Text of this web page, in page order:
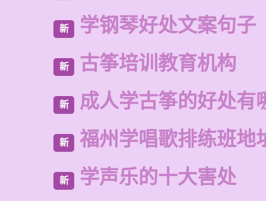
新 学钢琴好处文案句子
新 古筝培训教育机构
新 成人学古筝的好处有
新 福州学唱歌排练班地
新 学声乐的十大害处